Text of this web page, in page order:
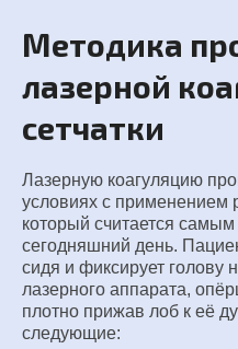
Методика
лазерной
сетчатки
Лазерную коагуляцию
условиях с применением
который считается
сегодняшний день.
сидя и фиксирует голову
лазерного аппарата,
плотно прижав лоб к её
следующие: